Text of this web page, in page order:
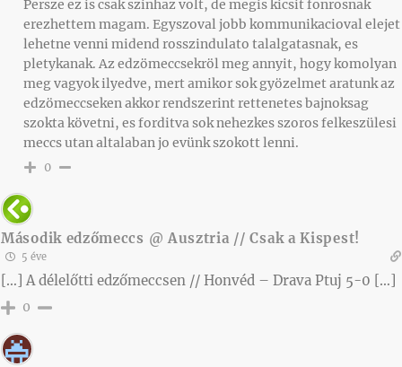
Persze ez is csak szinhaz volt, de megis kicsit fonrosnak
erezhettem magam. Egyszoval jobb kommunikacioval elejet
lehetne venni midend rosszindulato talalgatasnak, es
pletykanak. Az edzömeccsekröl meg annyit, hogy komolyan
meg vagyok ilyedve, mert amikor sok gyözelmet aratunk az
edzömeccseken akkor rendszerint rettenetes bajnoksag
szokta követni, es forditva sok nehezkes szoros felkeszülesi
meccs utan altalaban jo evünk szokott lenni.
0
Második edzőmeccs @ Ausztria // Csak a Kispest!
5 éve
[…] A délelőtti edzőmeccsen // Honvéd – Drava Ptuj 5-0 […]
0